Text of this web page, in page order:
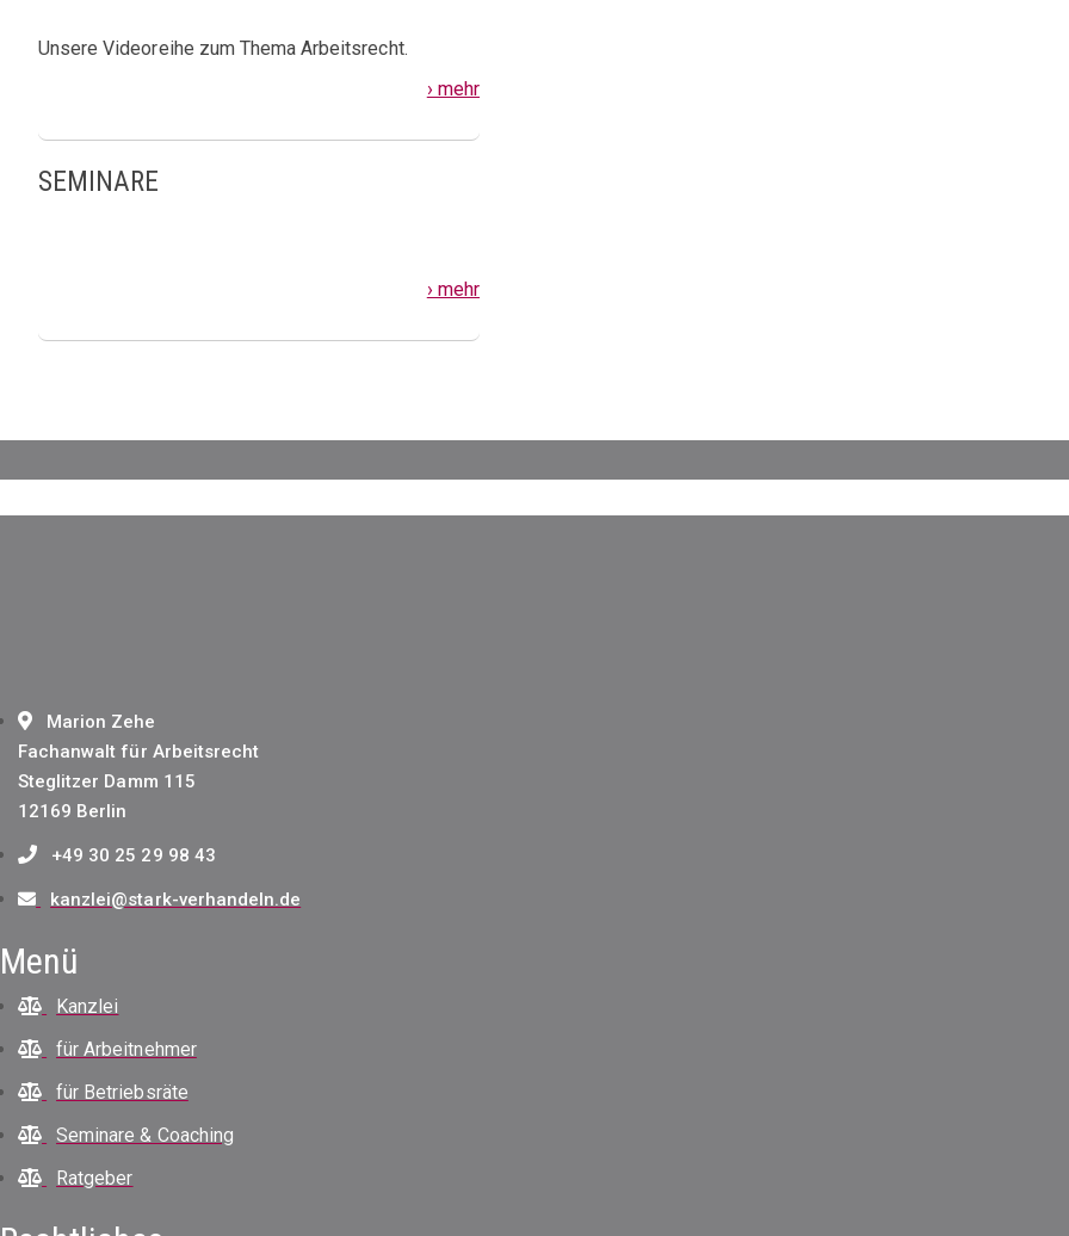
Unsere Videoreihe zum Thema Arbeitsrecht.
› mehr
SEMINARE
› mehr
Marion Zehe
Fachanwalt für Arbeitsrecht
Steglitzer Damm 115
12169 Berlin
+49 30 25 29 98 43
kanzlei@stark-verhandeln.de
Menü
Kanzlei
für Arbeitnehmer
für Betriebsräte
Seminare & Coaching
Ratgeber